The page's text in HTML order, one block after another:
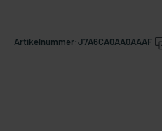
Artikelnummer:J7A6CA0AA0AAAF